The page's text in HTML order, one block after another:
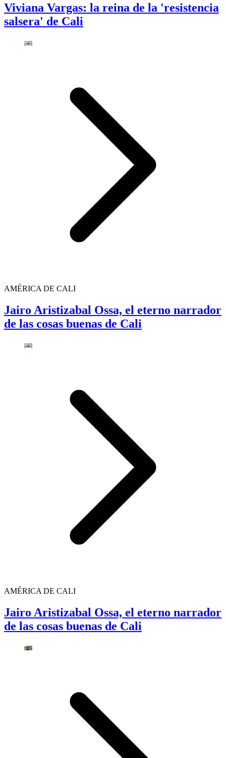
Viviana Vargas: la reina de la 'resistencia
salsera' de Cali
AMÉRICA DE CALI
Jairo Aristizabal Ossa, el eterno narrador
de las cosas buenas de Cali
AMÉRICA DE CALI
Jairo Aristizabal Ossa, el eterno narrador
de las cosas buenas de Cali